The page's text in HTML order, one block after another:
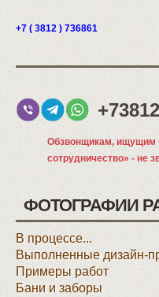
+7 ( 3812 ) 736861
Обзвонщикам, ищущим
сотрудничество» - не
ФОТОГРАФИИ
В процессе...
Выполненные дизайн-
Примеры работ
Бани и заборы